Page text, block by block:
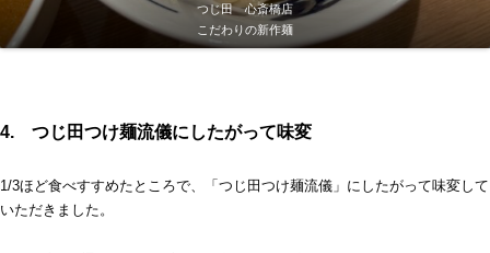
つじ田 心斎橋店
こだわりの新作麺
4. つじ田つけ麺流儀にしたがって味変
1/3ほど食べすすめたところで、「つじ田つけ麺流儀」にしたがって味変して
いただきました。